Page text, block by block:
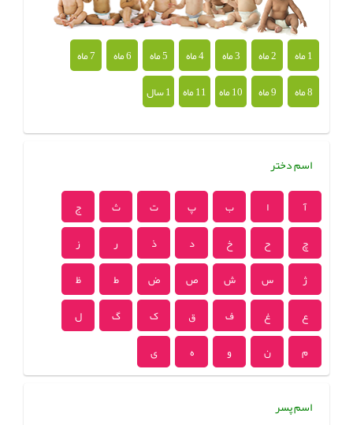
1 ماه 2 ماه 3 ماه 4 ماه 5 ماه 6 ماه
7 ماه
8 ماه
9 ماه 10 ماه 11 ماه 1 سال
اسم دختر
آ ا ب پ ت ث
ج
چ
ح خ د ذ ر
ز
ژ
س ش ص ض ط
ظ
ع
غ ف ق ک گ
ل
م
ن و ه ی
اسم پسر